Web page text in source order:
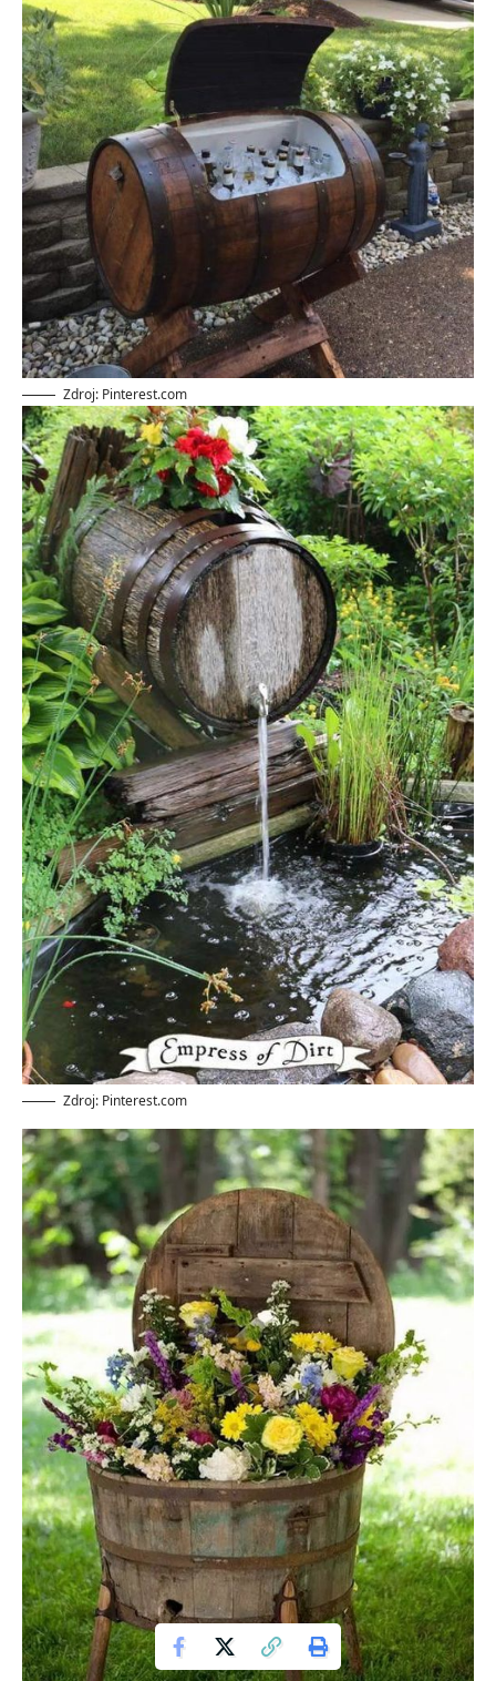
Zdroj: Pinterest.com
Zdroj: Pinterest.com